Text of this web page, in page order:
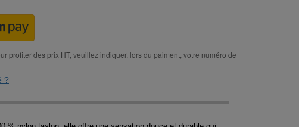
profiter des prix HT, veuillez indiquer, lors du paiment, votre numéro de
?